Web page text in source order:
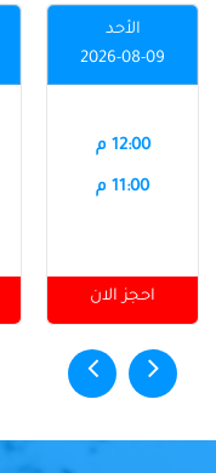
الأحد
2026-08-09
12:00 م
11:00 م
احجز الان